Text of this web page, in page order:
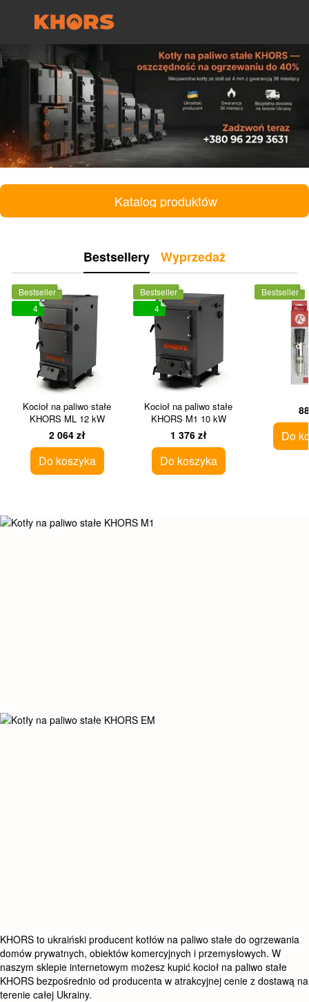
Katalog produktów
Bestsellery Wyprzedaż
Bestseller
4
Kocioł na paliwo stałe
KHORS ML 12 kW
2 064 zł
Do koszyka
Bestseller
4
Kocioł na paliwo stałe
KHORS M1 10 kW
1 376 zł
Do koszyka
Bestseller
Do
KHORS to ukraiński producent kotłów na paliwo stałe do ogrzewania
domów prywatnych, obiektów komercyjnych i przemysłowych. W
naszym sklepie internetowym możesz kupić kocioł na paliwo stałe
KHORS bezpośrednio od producenta w atrakcyjnej cenie z dostawą na
terenie całej Ukrainy.